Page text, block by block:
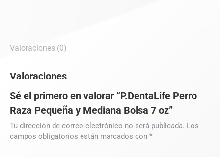
Valoraciones (0)
Valoraciones
Sé el primero en valorar “P.DentaLife Perro
Raza Pequeña y Mediana Bolsa 7 oz”
Tu dirección de correo electrónico no será publicada. Los
campos obligatorios están marcados con *